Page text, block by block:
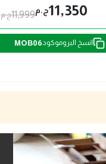
11,350ج.م11,999ج.م
انسخ البروموكودMOB06